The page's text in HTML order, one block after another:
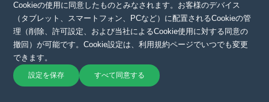
Cookieの使用に同意したものとみなされます。お客様のデバイス
（タブレット、スマートフォン、PCなど）に配置されるCookieの管
理（削除、許可設定、および当社によるCookie使用に対する同意の
撤回）が可能です。Cookie設定は、利用規約ページでいつでも変更
できます。
設定を保存 すべて同意する
著作権 © 2025 QYSEAテクノロジー
規約